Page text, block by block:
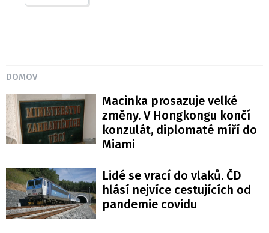
DOMOV
Macinka prosazuje velké
změny. V Hongkongu končí
konzulát, diplomaté míří do
Miami
Lidé se vrací do vlaků. ČD
hlásí nejvíce cestujících od
pandemie covidu